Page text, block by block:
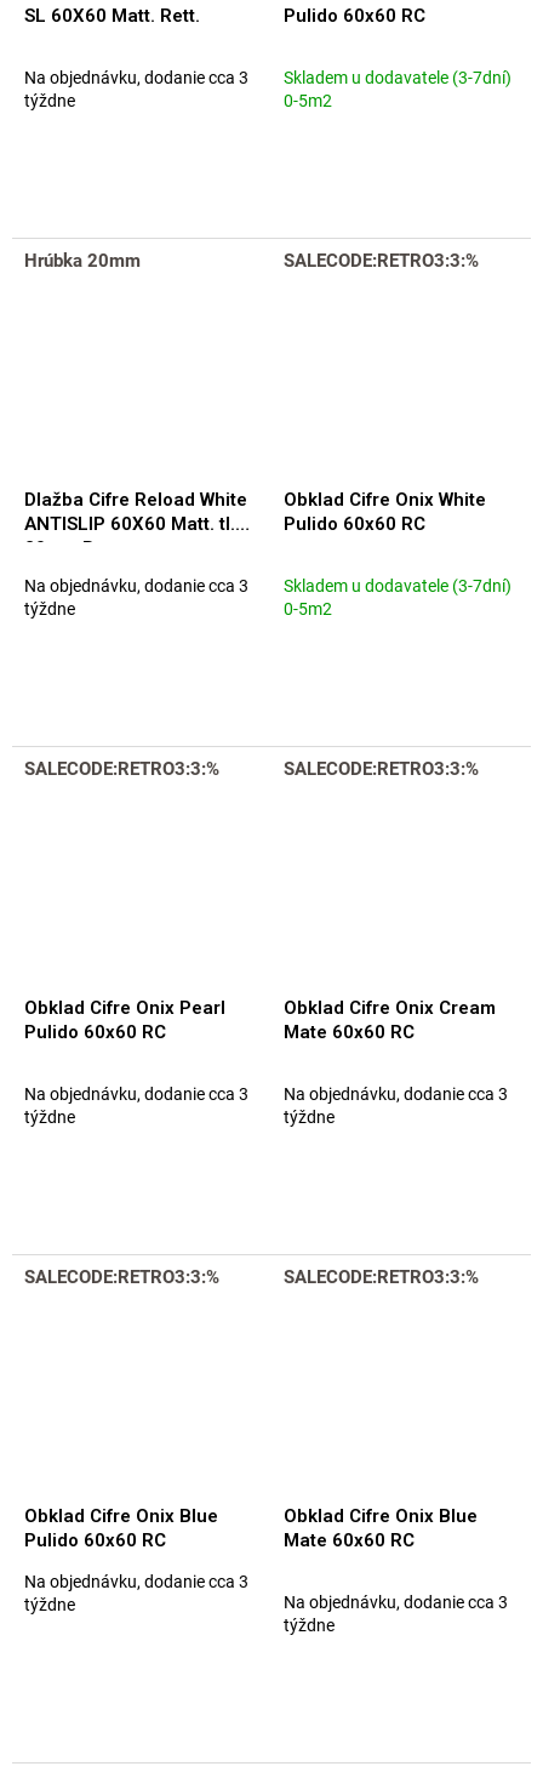
SL 60X60 Matt. Rett.
Na objednávku, dodanie cca 3
týždne
Pulido 60x60 RC
Skladem u dodavatele (3-7dní)
0-5m2
Hrúbka 20mm
Dlažba Cifre Reload White
ANTISLIP 60X60 Matt. tl.
20mm Rett.
Na objednávku, dodanie cca 3
týždne
SALECODE:RETRO3:3:%
Obklad Cifre Onix White
Pulido 60x60 RC
Skladem u dodavatele (3-7dní)
0-5m2
SALECODE:RETRO3:3:%
Obklad Cifre Onix Pearl
Pulido 60x60 RC
Na objednávku, dodanie cca 3
týždne
SALECODE:RETRO3:3:%
Obklad Cifre Onix Cream
Mate 60x60 RC
Na objednávku, dodanie cca 3
týždne
SALECODE:RETRO3:3:%
Obklad Cifre Onix Blue
Pulido 60x60 RC
Priemerné
hodnotenie
Na objednávku, dodanie cca 3
týždne
SALECODE:RETRO3:3:%
Obklad Cifre Onix Blue
Mate 60x60 RC
Na objednávku, dodanie cca 3
týždne